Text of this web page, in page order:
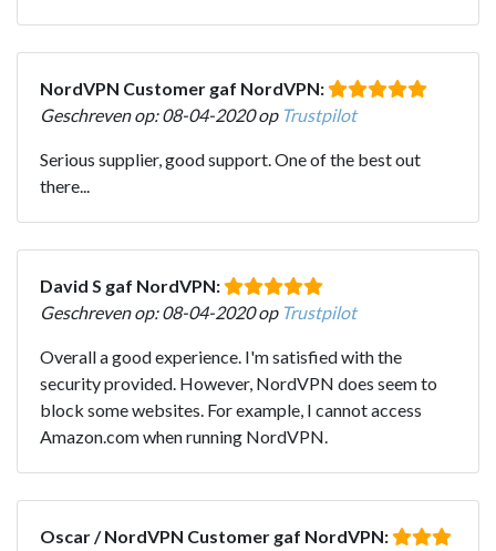
NordVPN Customer gaf NordVPN:
Geschreven op: 08-04-2020 op Trustpilot
Serious supplier, good support. One of the best out
there...
David S gaf NordVPN:
Geschreven op: 08-04-2020 op Trustpilot
Overall a good experience. I'm satisfied with the
security provided. However, NordVPN does seem to
block some websites. For example, I cannot access
Amazon.com when running NordVPN.
Oscar / NordVPN Customer gaf NordVPN: